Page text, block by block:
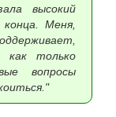
высокий
Меня,
как только
вопросы